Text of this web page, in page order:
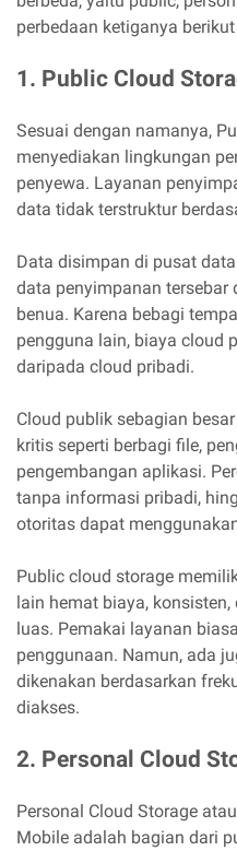
perbedaan ketiganya
1. Public Cloud
Sesuai dengan namanya,
menyediakan lingkungan
penyewa. Layanan
data tidak terstruktur
Data disimpan di pusat
data penyimpanan tersebar
benua. Karena bebagi
pengguna lain, biaya cloud
daripada cloud pribadi.
Cloud publik sebagian
kritis seperti berbagi file,
pengembangan aplikasi.
tanpa informasi pribadi,
otoritas dapat
Public cloud storage
lain hemat biaya,
luas. Pemakai layanan
penggunaan. Namun, ada
dikenakan berdasarkan
diakses.
2. Personal Cloud
Personal Cloud Storage
Mobile adalah bagian dari